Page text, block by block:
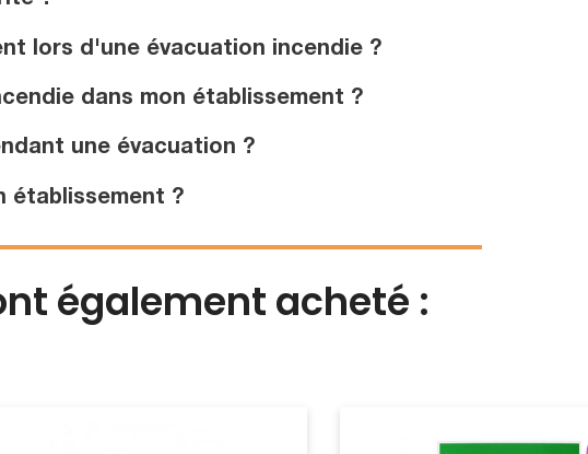
lors d'une évacuation incendie ?
dans mon établissement ?
une évacuation ?
établissement ?
également acheté :